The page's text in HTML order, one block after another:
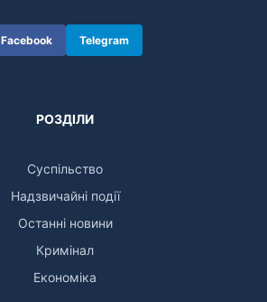
Facebook Telegram
РОЗДІЛИ
Суспільство
Надзвичайні події
Останні новини
Кримінал
Економіка